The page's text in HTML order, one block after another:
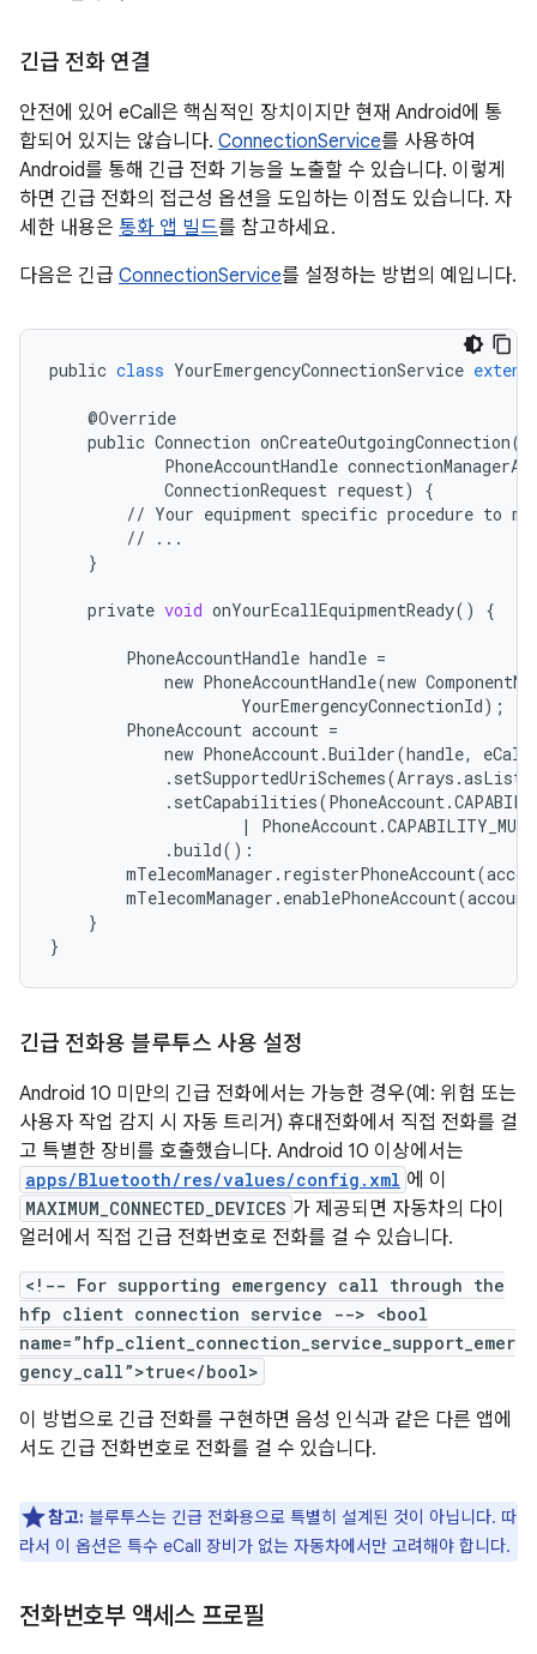
긴급 전화 연결
안전에 있어 eCall은 핵심적인 장치이지만 현재 Android에 통
합되어 있지는 않습니다. ConnectionService를 사용하여
Android를 통해 긴급 전화 기능을 노출할 수 있습니다. 이렇게
하면 긴급 전화의 접근성 옵션을 도입하는 이점도 있습니다. 자
세한 내용은 통화 앱 빌드를 참고하세요.
다음은 긴급 ConnectionService를 설정하는 방법의 예입니다.
public class YourEmergencyConnectionService
@Override
public Connection onCreateOutgoingConnection(
PhoneAccountHandle
ConnectionRequest request)
{
// Your equipment specific procedure to
//
...
}
private void onYourEcallEquipmentReady() {
PhoneAccountHandle handle =
new PhoneAccountHandle(new
YourEmergencyConnectionId);
PhoneAccount account =
new PhoneAccount.Builder(handle,
. setSupportedUriSchemes(Arrays .asList
. setCapabilities(PhoneAccount.
|
PhoneAccount.
.build():
mTelecomManager . registerPhoneAccount(
mTelecomManager . enablePhoneAccount(account
}
}
긴급 전화용 블루투스 사용 설정
Android 10 미만의 긴급 전화에서는 가능한 경우(예: 위험 또는
사용자 작업 감지 시 자동 트리거) 휴대전화에서 직접 전화를 걸
고 특별한 장비를 호출했습니다. Android 10 이상에서는
apps/Bluetooth/res/values/config.xml 에 이
MAXIMUM_CONNECTED_DEVICES 가 제공되면 자동차의 다이
얼러에서 직접 긴급 전화번호로 전화를 걸 수 있습니다.
<!-- For supporting emergency call through the
hfp client connection service --> <bool
name=”hfp_client_connection_service_support_emer
gency_call”>true</bool>
이 방법으로 긴급 전화를 구현하면 음성 인식과 같은 다른 앱에
서도 긴급 전화번호로 전화를 걸 수 있습니다.
참고: 블루투스는 긴급 전화용으로 특별히 설계된 것이 아닙니다. 따
라서 이 옵션은 특수 eCall 장비가 없는 자동차에서만 고려해야 합니다.
전화번호부 액세스 프로필